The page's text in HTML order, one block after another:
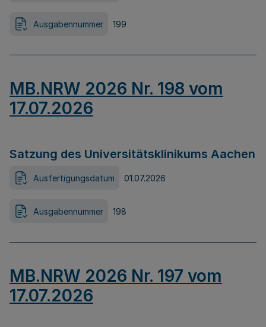
Ausgabennummer 199
MB.NRW 2026 Nr. 198 vom
17.07.2026
Satzung des Universitätsklinikums Aachen
Ausfertigungsdatum 01.07.2026
Ausgabennummer 198
MB.NRW 2026 Nr. 197 vom
17.07.2026